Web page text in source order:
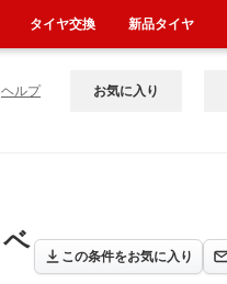
ヘルプ お気に入り
この条件をお気に入り
タイヤ交換 新品タイヤ